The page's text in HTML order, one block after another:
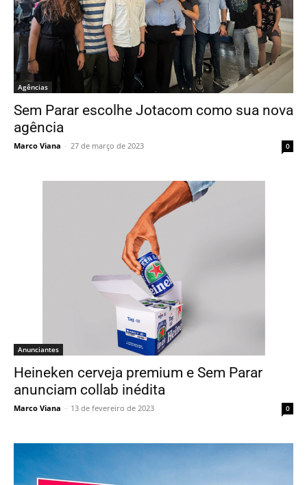
Agências
Sem Parar escolhe Jotacom como sua nova
agência
Marco Viana - 27 de março de 2023 0
Anunciantes
Heineken cerveja premium e Sem Parar
anunciam collab inédita
Marco Viana - 13 de fevereiro de 2023 0